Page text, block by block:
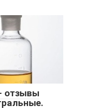
отзывы